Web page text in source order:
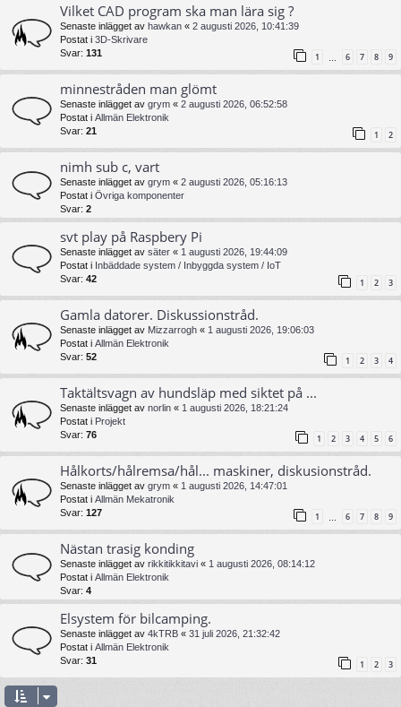
Vilket CAD program ska man lära sig ?
Senaste inlägget av hawkan « 2 augusti 2026, 10:41:39
Postat i 3D-Skrivare
Svar: 131 1 6 7 8 9
minnestråden man glömt
Senaste inlägget av grym « 2 augusti 2026, 06:52:58
Postat i Allmän Elektronik
Svar: 21 1 2
nimh sub c, vart
Senaste inlägget av grym « 2 augusti 2026, 05:16:13
Postat i Övriga komponenter
Svar: 2
svt play på Raspbery Pi
Senaste inlägget av säter « 1 augusti 2026, 19:44:09
Postat i Inbäddade system / Inbyggda system / IoT
Svar: 42 1 2 3
Gamla datorer. Diskussionstråd.
Senaste inlägget av Mizzarrogh « 1 augusti 2026, 19:06:03
Postat i Allmän Elektronik
Svar: 52 1 2 3 4
Taktältsvagn av hundsläp med siktet på ...
Senaste inlägget av norlin « 1 augusti 2026, 18:21:24
Postat i Projekt
Svar: 76 1 2 3 4 5 6
Hålkorts/hålremsa/hål... maskiner, diskusionstråd.
Senaste inlägget av grym « 1 augusti 2026, 14:47:01
Postat i Allmän Mekatronik
Svar: 127 1 … 6 7 8 9
Nästan trasig konding
Senaste inlägget av rikkitikkitavi « 1 augusti 2026, 08:14:12
Postat i Allmän Elektronik
Svar: 4
Elsystem för bilcamping.
Senaste inlägget av 4kTRB « 31 juli 2026, 21:32:42
Postat i Allmän Elektronik
Svar: 31 1 2 3